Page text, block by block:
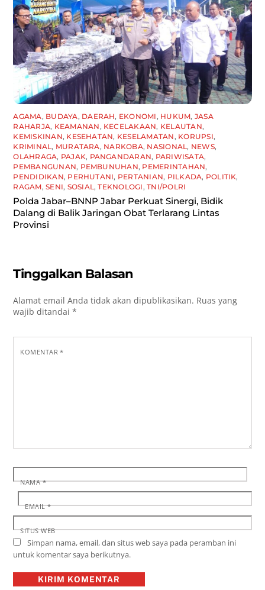
AGAMA, BUDAYA, DAERAH, EKONOMI , HUKUM, JASA
RAHARJA, KEAMANAN , KECELAKAAN, KELAUTAN,
KEMISKINAN, KESEHATAN, KESELAMATAN , KORUPSI,
KRIMINAL , MURATARA, NARKOBA, NASIONAL , NEWS,
OLAHRAGA, PAJAK, PANGANDARAN, PARIWISATA,
PEMBANGUNAN, PEMBUNUHAN, PEMERINTAHAN,
PENDIDIKAN, PERHUTANI, PERTANIAN, PILKADA, POLITIK,
RAGAM,SENI, SOSIAL ,TEKNOLOGI ,TNI/POLRI
Polda Jabar–BNNP Jabar Perkuat Sinergi, Bidik
Dalang di Balik Jaringan Obat Terlarang Lintas
Provinsi
Tinggalkan Balasan
Alamat email Anda tidak akan dipublikasikan. Ruas yang
wajib ditandai*
KOMENTAR*
NAMA*
EMAIL*
SITUS WEB
Simpan nama, email, dan situs web saya pada peramban ini
untuk komentar saya berikutnya.